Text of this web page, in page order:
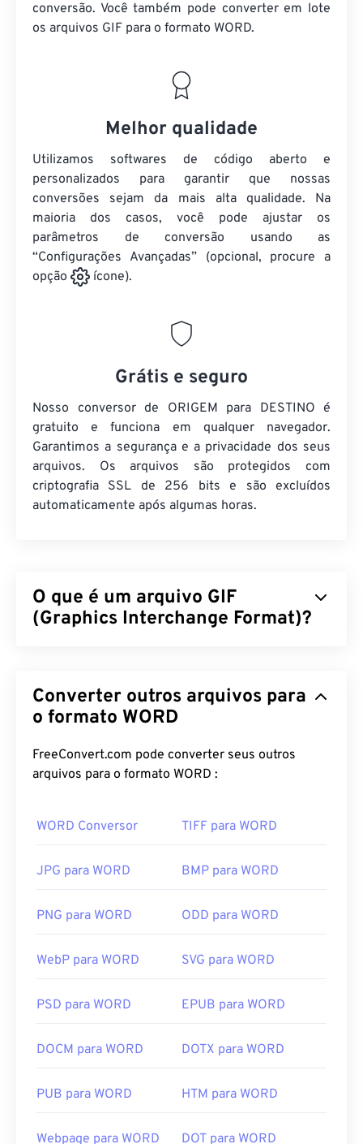
conversão. Você também pode converter em lote
os arquivos GIF para o formato WORD.
Melhor qualidade
Utilizamos softwares de código aberto e
personalizados para garantir que nossas
conversões sejam da mais alta qualidade. Na
maioria dos casos, você pode ajustar os
parâmetros de conversão usando as
“Configurações Avançadas” (opcional, procure a
opção
ícone).
Grátis e seguro
Nosso conversor de ORIGEM para DESTINO é
gratuito e funciona em qualquer navegador.
Garantimos a segurança e a privacidade dos seus
arquivos. Os arquivos são protegidos com
criptografia SSL de 256 bits e são excluídos
automaticamente após algumas horas.
O que é um arquivo GIF
(Graphics Interchange Format)?
para formar imagens simples usando omodelo de
cores RGB. Ao contrário do formato de arquivo
sem perdase suporta animação sem áudio. O uso
mais comum do GIF é em formato animado, como
viralizam na internet.
Como abrir um arquivo GIF?
lhe confere uma vantagem distinta sobre outros
abre em dispositivos móveis da Apple, incluindo
Adobe Flash.
Os GIFs abrem facilmente em quase todos os
navegadores da web e sistemas operacionais. Para
comoo Adobe Photoshop. No Windows, abra GIFs
Converter outros arquivos para
o formato WORD
FreeConvert.com pode converter seus outros
arquivos para o formato WORD :
WORD Conversor TIFF para WORD
JPG para WORD BMP para WORD
PNG para WORD ODD para WORD
WebP para WORD SVG para WORD
PSD para WORD EPUB para WORD
DOCM para WORD DOTX para WORD
PUB para WORD HTM para WORD
Webpage para WORD DOT para WORD